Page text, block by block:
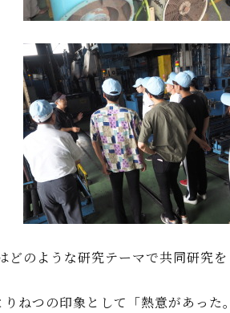
どのような研究テーマで共同研究
ねつの印象として「熱意があっ